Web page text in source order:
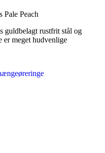
Pale Peach
guldbelagt rustfrit stål og
er meget hudvenlige